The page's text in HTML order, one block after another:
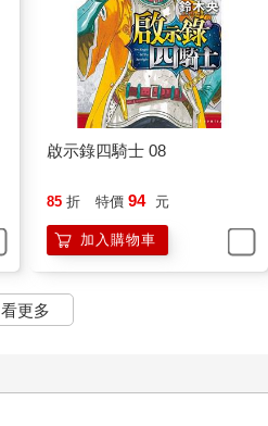
啟示錄四騎士 08
85 折 特價 94 元
加入購物車
看更多